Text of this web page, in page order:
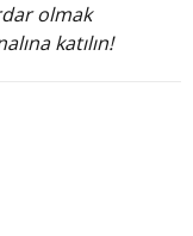
olmak
katılın!